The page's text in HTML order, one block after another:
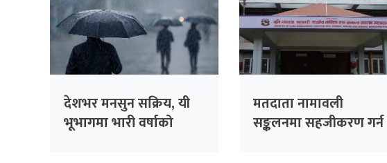
देशभर मनसुन सक्रिय, यी
भूभागमा भारी वर्षाको
मतदाता नामावली
सङ्कलनमा सहजीकरण गर्न